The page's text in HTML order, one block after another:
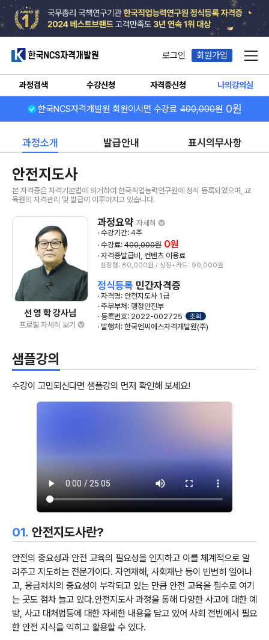
한국NCS자격개발원 로그인 회원가입 메뉴
과정검색 수강신청 자격증신청 나의강의실
한국NCS자격개발원 회원이시면 수강료 400,000원 0원
과정소개 발급안내 표시의무사항
안전지도사
본 자격증은 자격기본법에 의거하여 한국직업능력연구원에 정식 등록되었으며, 교
육원의 자격관리 및 발급이 이루어지고 있습니다.
선 영 학 강사님
프로필 자세히 보기
과정요약 자세히
· 수강기간: 4주
· 수강료: 400,000원 0원
· 자격증발급비, 컨텐츠 이용료
상장형: 80,000원 / 상장+카드: 90,000원
정식등록 민간자격증
· 자격명: 안전지도사 1급
· 주무부처: 행정안전부
· 등록번호: 2022-002725
조회
· 발행처: 한국엔씨에스자격개발원(주)
샘플강의
수강이 고민되신다면 샘플강의 먼저 확인해 보세요!
01. 안전지도사란?
안전의 중요성과 안전 교육의 필요성을 인지하고 이를 체계적으로 알
려주고 지도하는 전문가이다. 자연재해, 사회재난 등이 빈번히 일어나
고, 응급처치의 중요성이 부각되고 있는 만큼 안전 교육을 필수로 여기
는 곳도 점차 늘고 있다.안전지도사 과정을 통해 다양한 사고에 대한 예
방, 사고 대처법등에 대한 자세한 내용을 담고 있어 사회 전반에서 필요
한 안전 지식을 익히고 활용할 수 있다.